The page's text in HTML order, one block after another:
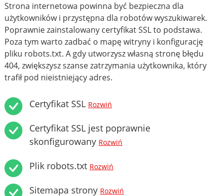
Strona internetowa powinna być bezpieczna dla
użytkowników i przystępna dla robotów wyszukiwarek.
Poprawnie zainstalowany certyfikat SSL to podstawa.
Poza tym warto zadbać o mapę witryny i konfigurację
pliku robots.txt. A gdy utworzysz własną stronę błędu
404, zwiększysz szanse zatrzymania użytkownika, który
trafił pod nieistniejący adres.
Certyfikat SSL Rozwiń
Certyfikat SSL jest poprawnie
skonfigurowany Rozwiń
Plik robots.txt Rozwiń
Sitemapa strony Rozwiń